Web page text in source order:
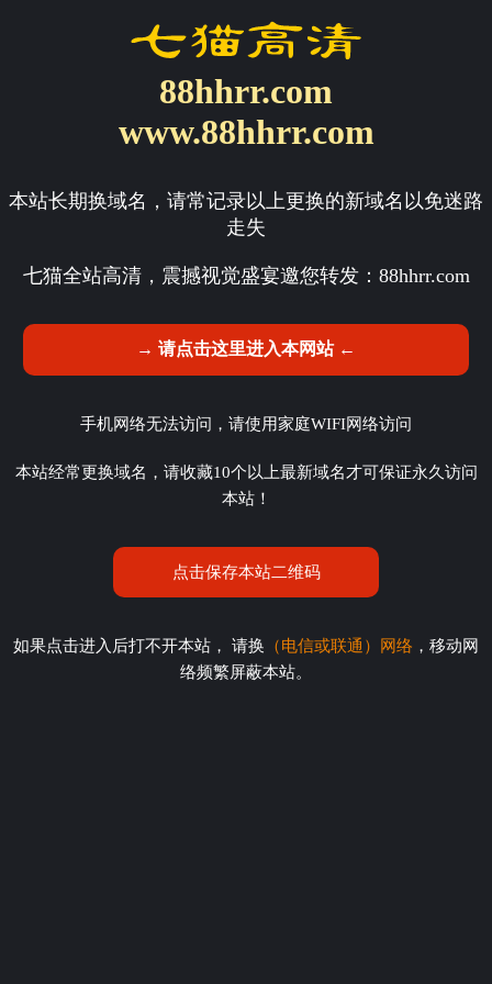
88hhrr.com
www.88hhrr.com
本站长期换域名，请常记录以上更换的新域名以免迷路
走失
七猫全站高清，震撼视觉盛宴邀您转发： 88hhrr.com
→ 请点击这里进入本网站 ←
手机网络无法访问，请使用家庭WIFI网络访问
本站经常更换域名，请收藏10个以上最新域名才可保证永久访问
本站！
点击保存本站二维码
如果点击进入后打不开本站， 请换 （电信或联通）网络 ，移动网
络频繁屏蔽本站。